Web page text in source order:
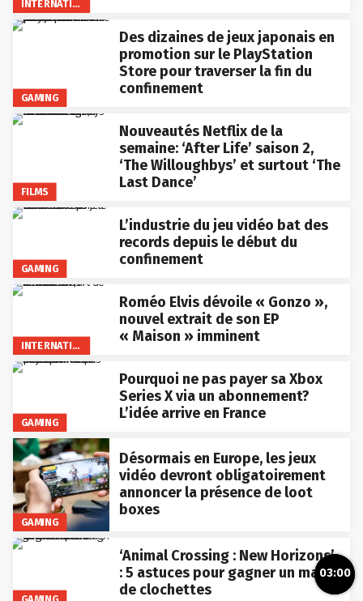
GAMING
Des dizaines de jeux japonais en
promotion sur le PlayStation
Store pour traverser la fin du
confinement
FILMS
Nouveautés Netflix de la
semaine: ‘After Life’ saison 2,
‘The Willoughbys’ et surtout ‘The
Last Dance’
GAMING
L’industrie du jeu vidéo bat des
records depuis le début du
confinement
Roméo Elvis dévoile « Gonzo »,
nouvel extrait de son EP
« Maison » imminent
GAMING
Pourquoi ne pas payer sa Xbox
Series X via un abonnement?
L’idée arrive en France
GAMING
Désormais en Europe, les jeux
vidéo devront obligatoirement
annoncer la présence de loot
boxes
GAMING
‘Animal Crossing : New Horizons’
: 5 astuces pour gagner un max
de clochettes
03:00